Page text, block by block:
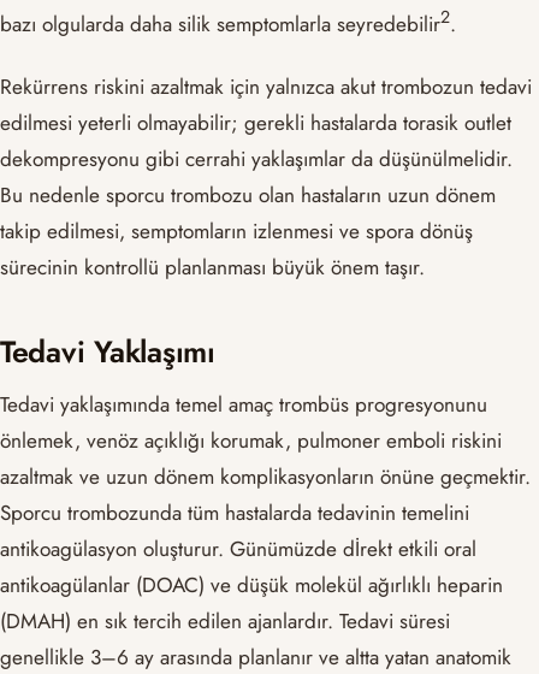
bazı olgularda daha silik semptomlarla seyredebilir​2​.
Rekürrens riskini azaltmak için yalnızca akut trombozun tedavi
edilmesi yeterli olmayabilir; gerekli hastalarda torasik outlet
dekompresyonu gibi cerrahi yaklaşımlar da düşünülmelidir.
Bu nedenle sporcu trombozu olan hastaların uzun dönem
takip edilmesi, semptomların izlenmesi ve spora dönüş
sürecinin kontrollü planlanması büyük önem taşır.
Tedavi Yaklaşımı
Tedavi yaklaşımında temel amaç trombüs progresyonunu
önlemek, venöz açıklığı korumak, pulmoner emboli riskini
azaltmak ve uzun dönem komplikasyonların önüne geçmektir.
Sporcu trombozunda tüm hastalarda tedavinin temelini
antikoagülasyon oluşturur. Günümüzde dİrekt etkili oral
antikoagülanlar (DOAC) ve düşük molekül ağırlıklı heparin
(DMAH) en sık tercih edilen ajanlardır. Tedavi süresi
genellikle 3–6 ay arasında planlanır ve altta yatan anatomik